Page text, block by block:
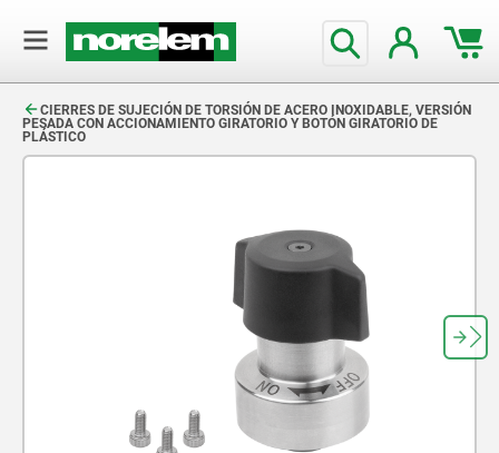
CIERRES DE SUJECIÓN DE TORSIÓN DE ACERO INOXIDABLE, VERSIÓN
PESADA CON ACCIONAMIENTO GIRATORIO Y BOTÓN GIRATORIO DE
PLÁSTICO